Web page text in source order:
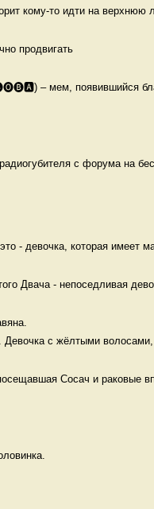
кому-то идти на
продвигать
– мем, появившийся
с форума на
- девочка, которая имеет
Двача - непоседливая
Девочка с жёлтыми
Сосач и раковые